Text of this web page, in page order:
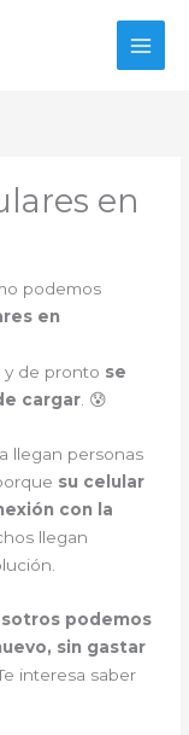
en
podemos
en
y de pronto se
cargar. 😰
llegan personas
su celular
con la
llegan
podemos
sin gastar
interesa saber